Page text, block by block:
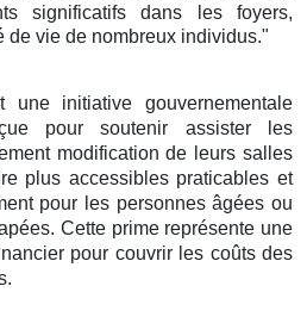
significatifs dans les foyers,
de vie de nombreux individus."
une initiative gouvernementale
pour soutenir assister les
modification de leurs salles
plus accessibles praticables et
pour les personnes âgées ou
Cette prime représente une
pour couvrir les coûts des